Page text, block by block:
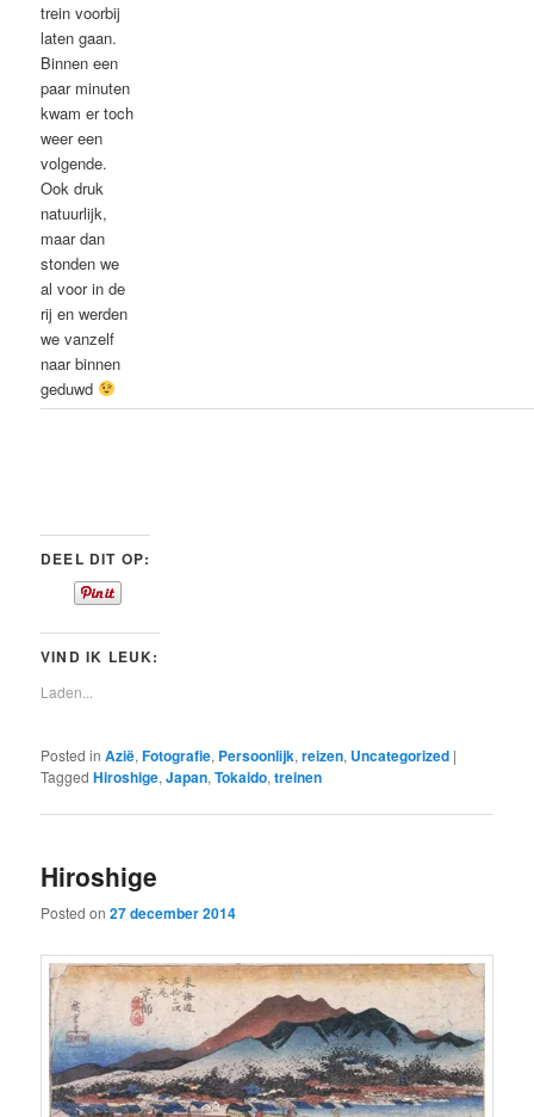
trein voorbij
laten gaan.
Binnen een
paar minuten
kwam er toch
weer een
volgende.
Ook druk
natuurlijk,
maar dan
stonden we
al voor in de
rij en werden
we vanzelf
naar binnen
geduwd
DEEL DIT OP:
VIND IK LEUK:
Laden...
Posted in Azië,Fotografie, Persoonlijk,reizen, Uncategorized |
Tagged Hiroshige,Japan,Tokaido,treinen
Hiroshige
Posted on27 december 2014